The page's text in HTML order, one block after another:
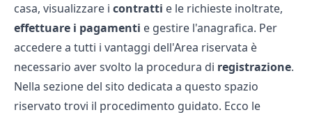
casa, visualizzare i contratti e le richieste inoltrate,
effettuare i pagamenti e gestire l'anagrafica. Per
accedere a tutti i vantaggi dell'Area riservata è
necessario aver svolto la procedura di registrazione.
Nella sezione del sito dedicata a questo spazio
riservato trovi il procedimento guidato. Ecco le